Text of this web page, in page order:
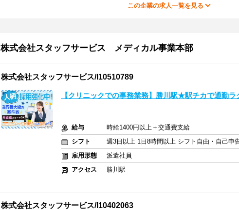
この企業の求人一覧を見る
株式会社スタッフサービス メディカル事業本部
株式会社スタッフサービス/I10510789
【クリニックでの事務業務】勝川駅★駅チカで通勤ラ
給与
時給1400円以上＋交通費支給
シフト
週3日以上 1日8時間以上 シフト自由・自己申
雇用形態
派遣社員
アクセス
勝川駅
株式会社スタッフサービス/I10402063